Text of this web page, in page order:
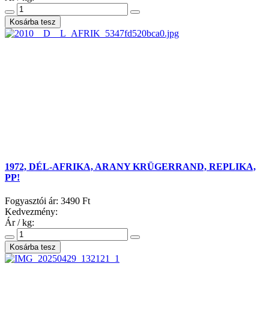
1972, DÉL-AFRIKA, ARANY KRÜGERRAND, REPLIKA,
PP!
Fogyasztói ár: 3490 Ft
Kedvezmény:
Ár / kg: